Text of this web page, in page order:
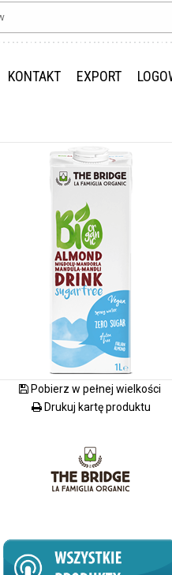
KONTAKT EXPORT
Pobierz w pełnej wielkości
Drukuj kartę produktu